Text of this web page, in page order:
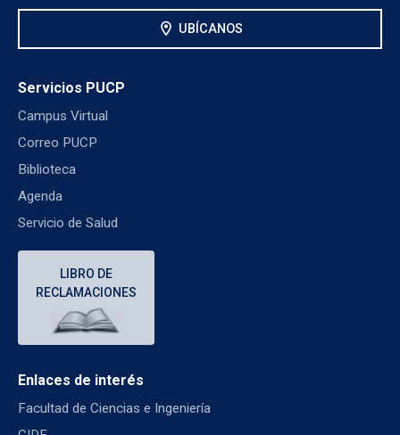
location_on UBÍCANOS
Servicios PUCP
Campus Virtual
Correo PUCP
Biblioteca
Agenda
Servicio de Salud
LIBRO DE
RECLAMACIONES
Enlaces de interés
Facultad de Ciencias e Ingeniería